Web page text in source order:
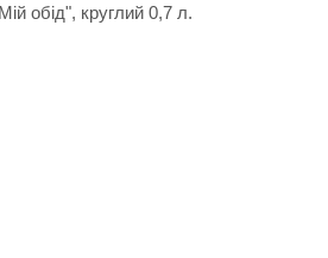
обід", круглий 0,7 л.